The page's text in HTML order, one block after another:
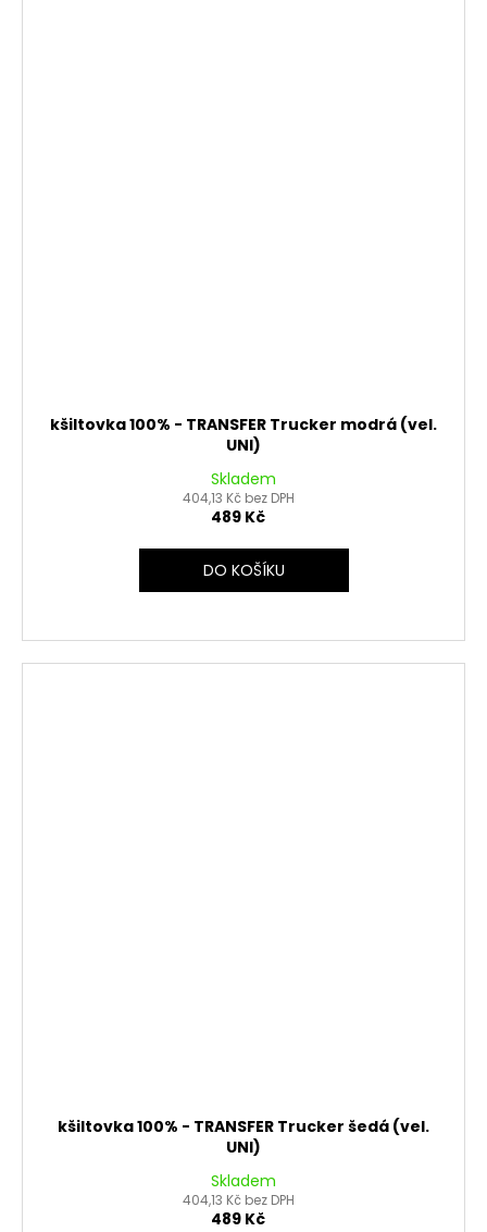
kšiltovka 100% - TRANSFER Trucker modrá (vel.
UNI)
Skladem
404,13 Kč bez DPH
489 Kč
DO KOŠÍKU
kšiltovka 100% - TRANSFER Trucker šedá (vel.
UNI)
Skladem
404,13 Kč bez DPH
489 Kč